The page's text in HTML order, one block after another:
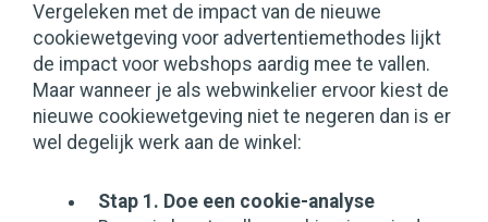
Vergeleken met de impact van de nieuwe
cookiewetgeving voor advertentiemethodes lijkt
de impact voor webshops aardig mee te vallen.
Maar wanneer je als webwinkelier ervoor kiest de
nieuwe cookiewetgeving niet te negeren dan is er
wel degelijk werk aan de winkel:
Stap 1. Doe een cookie-analyse